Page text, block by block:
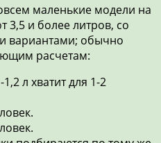
маленькие модели на
3,5 и более литров, со
вариантами; обычно
расчетам:
л хватит для 1-2